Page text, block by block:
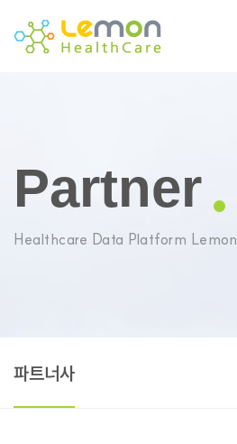
Partner
Healthcare Data Platform Lemon
파트너사